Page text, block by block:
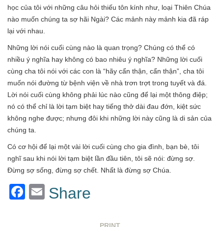
học của tôi với những câu hỏi thiếu tôn kính như, loại Thiên Chúa
nào muốn chúng ta sợ hãi Ngài? Các mảnh này mảnh kia đã ráp
lại với nhau.
Những lời nói cuối cùng nào là quan trọng? Chúng có thể có
nhiều ý nghĩa hay không có bao nhiêu ý nghĩa? Những lời cuối
cùng cha tôi nói với các con là “hãy cẩn thận, cẩn thận”, cha tôi
muốn nói đường từ bệnh viện về nhà trơn trợt trong tuyết và đá.
Lời nói cuối cùng không phải lúc nào cũng để lại một thông điệp;
nó có thể chỉ là lời tạm biệt hay tiếng thở dài đau đớn, kiệt sức
không nghe được; nhưng đôi khi những lời này cũng là di sản của
chúng ta.
Có cơ hội để lại một vài lời cuối cùng cho gia đình, bạn bè, tôi
nghĩ sau khi nói lời tạm biệt lần đầu tiên, tôi sẽ nói: đừng sợ.
Đừng sợ sống, đừng sợ chết. Nhất là đừng sợ Chúa.
Facebook
Email
Share